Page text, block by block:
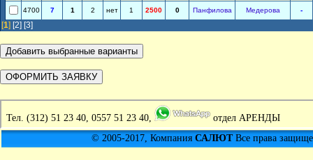
4700 7 1 2 нет 1 2500 0 Панфилова Медерова -
[1] [2] [3]
Тел. (312) 51 23 40, 0557 51 23 40,
отдел АРЕНДЫ
© 2005-2017, Компания САЛЮТВсе права